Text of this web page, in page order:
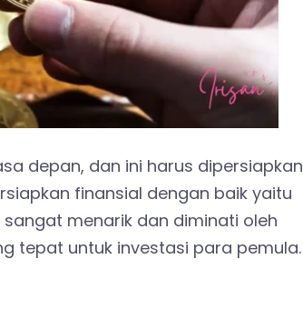
depan, dan ini harus dipersiapkan
finansial dengan baik yaitu
menarik dan diminati oleh
tepat untuk investasi para pemula.